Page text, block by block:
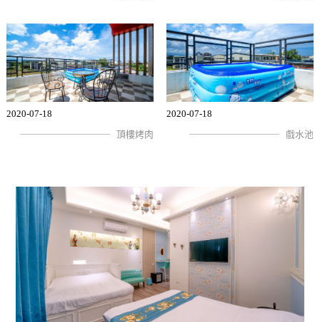
2020-07-18
頂樓烤肉
2020-07-18
戲水池